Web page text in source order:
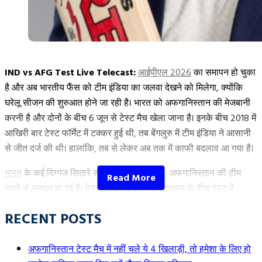
से
चमके,
फिर
स्ट्राइक
रेट
से
मचाई
तबाही”
इस लिस्ट में पहला नाम आईपीएल में शुभमन गिल के ओपनिंग पार्टनर साई सुदर्शन
का है। वैसे तो सुदर्शन के अफगानिस्तान टेस्ट के लिए चुने जाने की उम्मीद कम
ही थी लेकिन उन्हें चयनकर्ताओं ने फिर से मौका दिया है। सुदर्शन ने पिछले साल
इंग्लैंड दौरे पर अपना टेस्ट (Test) डेब्यू किया था लेकिन अभी तक कुछ खास
प्रदर्शन नहीं कर पाए हैं। उन्होंने 6 टेस्ट की 11 पारियों में 27.45 की औसत से
302 रन ही बनाए हैं। इसी वजह से उनके लिए अफगानिस्तान के खिलाफ
स्पिन ऑलराउंडरवाशिंगटन सुंदरपर हेड कोच गौतम गंभीर को काफी ज्यादा
IND vs AFG Test Live Telecast:आईपीएल 2026का समापन हो चुका
है और अब भारतीय फैंस को टीम इंडिया का जलवा देखने को मिलेगा, क्योंकि
घरेलू सीजन की शुरुआत होने जा रही है। भारत को अफगानिस्तान की मेजबानी
करनी है और दोनों के बीच 6 जून से टेस्ट मैच खेला जाना है। इनके बीच 2018 में
आखिरी बार टेस्ट फॉर्मेट में टक्कर हुई थी, तब बेंगलुरु में टीम इंडिया ने आसानी
से जीत दर्ज की थी। हालांकि, तब से लेकर अब तक में काफी बदलाव आ गया है।
भारतके कई दिग्गज सितारे संन्यास ले चुके हैं। वहीं, अफगानिस्तान की टीम
पहले से मजबूत हो गई है। ऐसे में भारत और अफगानिस्तान के बीच टेस्ट में
मुकाबले से जुड़ी सभी महत्वपूर्ण जानकारी प्रदान करने जा रहे हैं, जिसमें लाइव
RECENT POSTS
अफगानिस्तान टेस्ट मैच में नहीं चले ये 4 खिलाड़ी, तो हमेशा के लिए हो